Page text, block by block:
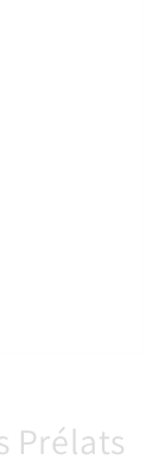
Prélats